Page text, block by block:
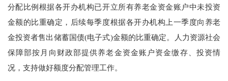
分配比例根据各开办机构已开立所有养老金资金账户中未投资
金额的比重确定，后续每季度根据各开办机构上一季度向养老
金投资者售出储蓄国债(电子式)金额的比重确定。人力资源社会
保障部按月向财政部提供养老金资金账户资金缴存、投资情
况，支持做好额度分配管理工作。